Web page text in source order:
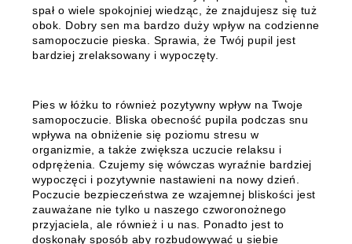
spał o wiele spokojniej wiedząc, że znajdujesz się tuż
obok. Dobry sen ma bardzo duży wpływ na codzienne
samopoczucie pieska.
Sprawia, że Twój pupil jest
bardziej zrelaksowany i wypoczęty.
Pies w łóżku to również pozytywny wpływ na Twoje
samopoczucie. Bliska obecność pupila podczas snu
wpływa na obniżenie się poziomu stresu w
organizmie, a także zwiększa uczucie relaksu i
odprężenia. Czujemy się wówczas wyraźnie bardziej
wypoczęci i pozytywnie nastawieni na nowy dzień.
Poczucie bezpieczeństwa ze wzajemnej bliskości jest
zauważane nie tylko u naszego czworonożnego
przyjaciela, ale również i u nas. Ponadto jest to
doskonały sposób aby rozbudowywać u siebie